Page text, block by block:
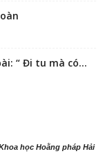
“ Đi tu mà có...
học Hoằng pháp Hải